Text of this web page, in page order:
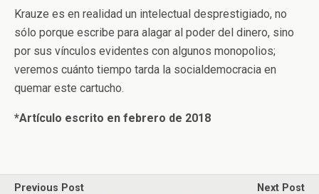
Krauze es en realidad un intelectual desprestigiado, no
sólo porque escribe para alagar al poder del dinero, sino
por sus vínculos evidentes con algunos monopolios;
veremos cuánto tiempo tarda la socialdemocracia en
quemar este cartucho.
*Artículo escrito en febrero de 2018
Previous Post
Next Post